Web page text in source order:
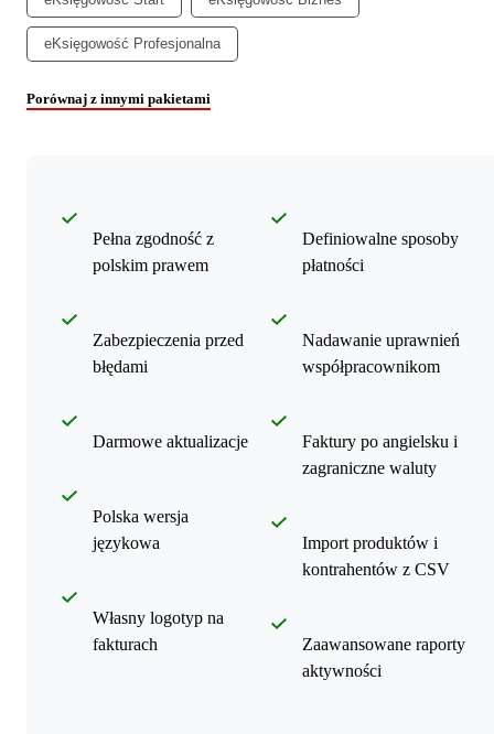
eKsięgowość Profesjonalna
Porównaj z innymi pakietami
Pełna zgodność z
polskim prawem
Zabezpieczenia przed
błędami
Darmowe aktualizacje
Polska wersja
językowa
Własny logotyp na
fakturach
Definiowalne sposoby
płatności
Nadawanie uprawnień
współpracownikom
Faktury po angielsku i
zagraniczne waluty
Import produktów i
kontrahentów z CSV
Zaawansowane raporty
aktywności